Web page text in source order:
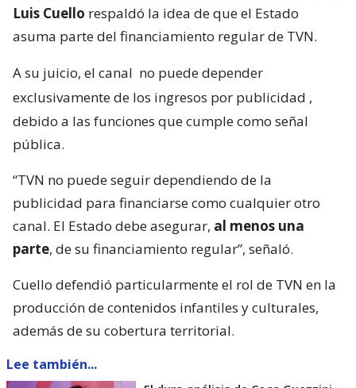
Luis Cuello respaldó la idea de que el Estado
asuma parte del financiamiento regular de TVN.
A su juicio, el canal no puede depender
exclusivamente de los ingresos por publicidad ,
debido a las funciones que cumple como señal
pública.
“TVN no puede seguir dependiendo de la
publicidad para financiarse como cualquier otro
canal. El Estado debe asegurar, al menos una
parte, de su financiamiento regular”, señaló.
Cuello defendió particularmente el rol de TVN en la
producción de contenidos infantiles y culturales,
además de su cobertura territorial.
Lee también...